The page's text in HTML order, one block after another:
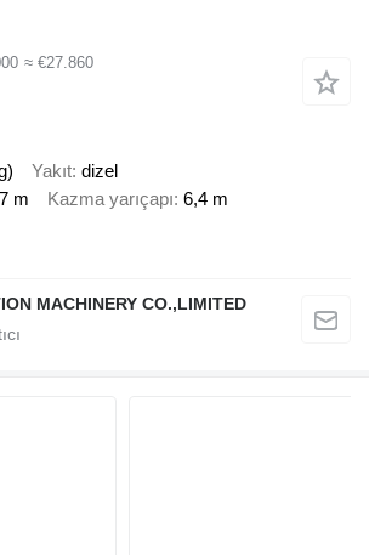
≈ €27.860
Yakıt dizel
m Kazma yarıçapı 6,4 m
MACHINERY CO.,LIMITED